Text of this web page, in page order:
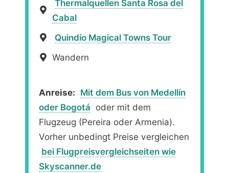
Thermalquellen Santa Rosa del
Cabal
Quindío Magical Towns Tour
Wandern
Anreise: Mit dem Bus von Medellín
oder Bogotá oder mit dem
Flugzeug (Pereira oder Armenia).
Vorher unbedingt Preise vergleichen
bei Flugpreisvergleichseiten wie
Skyscanner.de